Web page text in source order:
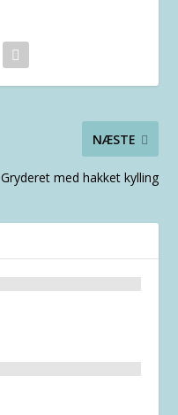
NÆSTE
Gryderet med hakket kylling